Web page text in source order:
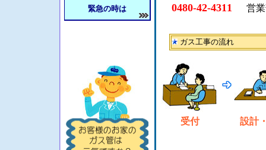
緊急の時は 0480-42-4311 営
ガス工事の流れ
受付 設計